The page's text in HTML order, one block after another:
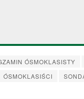
ÓSMOKLASISTY
ÓSMOKLASIŚCI